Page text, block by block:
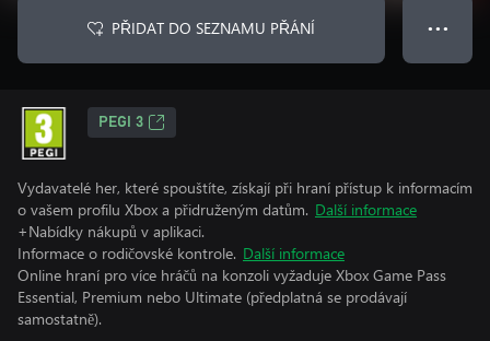
PŘIDAT DO SEZNAMU PŘÁNÍ ● ● ●
PEGI 3
Vydavatelé her, které spouštíte, získají při hraní přístup k informacím
o vašem profilu Xbox a přidruženým datům. Další informace
+Nabídky nákupů v aplikaci.
Informace o rodičovské kontrole. Další informace
Online hraní pro více hráčů na konzoli vyžaduje Xbox Game Pass
Essential, Premium nebo Ultimate (předplatná se prodávají
samostatně).